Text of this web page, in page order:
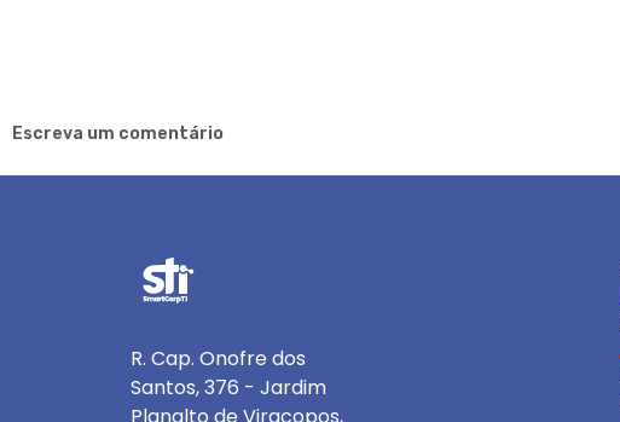
Escreva um comentário
R. Cap. Onofre dos
Santos, 376 - Jardim